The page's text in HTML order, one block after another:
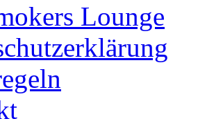
Lounge